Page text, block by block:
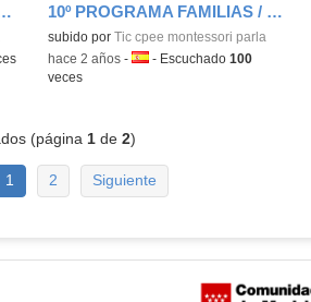
MONTESSORI EN EL AIRE 11X02 - Contenido educativo 10º PROGRAMA FAMILIAS / MONTESSORI EN EL AIRE 10X02
Contenido educativo.
subido por Tic cpee montessori parla
-hace 2 años- Idioma:
- Escuchado 100
veces
(página 1de 2)
1 2 Siguiente